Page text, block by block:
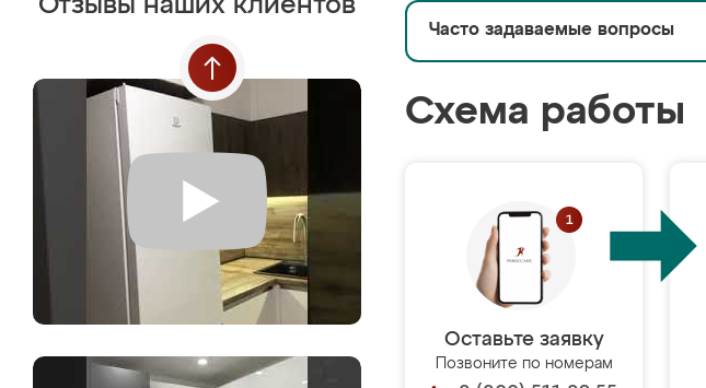
Часто задаваемые вопросы
Схема работы
Оставьте заявку
Позвоните по номерам